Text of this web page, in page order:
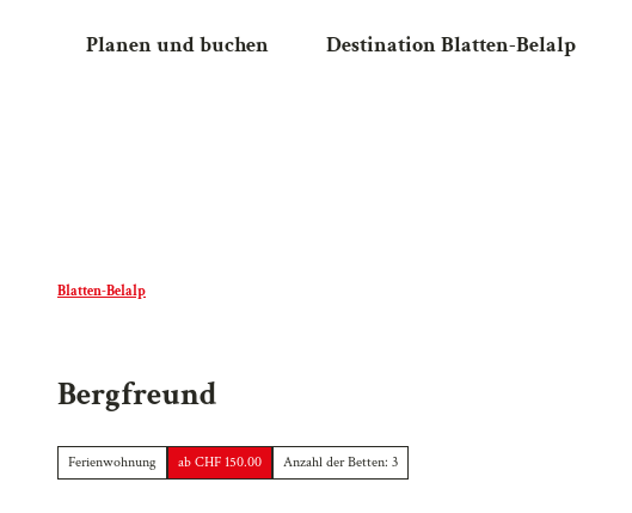
Planen und buchen Destination Blatten-Belalp
Blatten-Belalp
Bergfreund
Ferienwohnung ab CHF 150.00 Anzahl der Betten: 3